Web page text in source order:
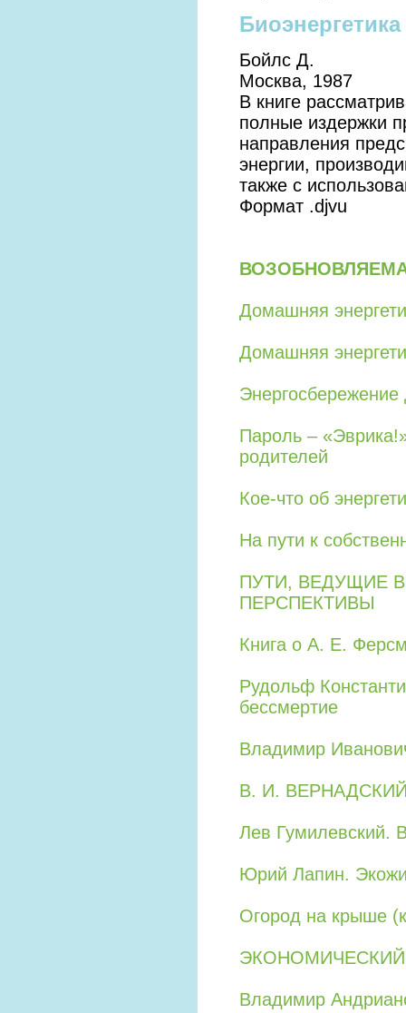
Биоэнергетика
Бойлс Д.
Москва, 1987
В книге
полные издержки
направления
энергии,
также с
Формат .djvu
Домашняя
Домашняя
Энергосбережение
Пароль –
родителей
Кое-что об
На пути к
ПУТИ, ВЕДУЩИЕ
ПЕРСПЕКТИВЫ
Книга о А. Е.
Рудольф
бессмертие
Владимир
В. И.
Лев Гумилевский.
Юрий Лапин.
Огород на крыше
Владимир